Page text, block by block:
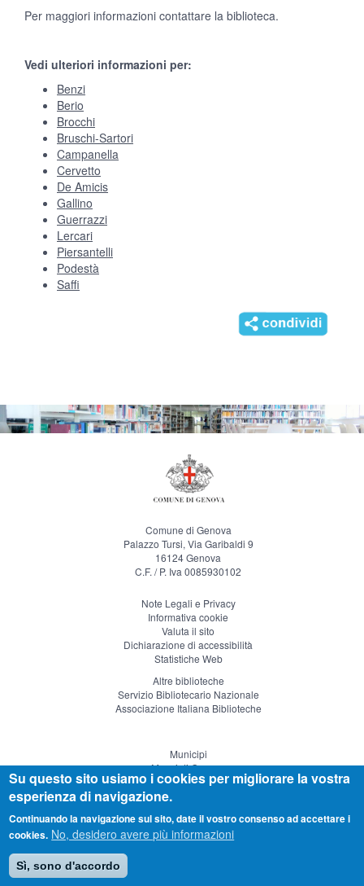
Per maggiori informazioni contattare la biblioteca.
Vedi ulteriori informazioni per:
Benzi
Berio
Brocchi
Bruschi-Sartori
Campanella
Cervetto
De Amicis
Gallino
Guerrazzi
Lercari
Piersantelli
Podestà
Saffi
Comune di Genova
Palazzo Tursi, Via Garibaldi 9
16124 Genova
C.F. / P. Iva 0085930102
Note Legali e Privacy
Informativa cookie
Valuta il sito
Dichiarazione di accessibilità
Statistiche Web
Altre biblioteche
Servizio Bibliotecario Nazionale
Associazione Italiana Biblioteche
Municipi
Musei di Genova
Genova Teatro
Visitgenoa
Su questo sito usiamo i cookies per migliorare la vostra
esperienza di navigazione.
Continuando la navigazione sul sito, date il vostro consenso ad accettare i
cookies. No, desidero avere più informazioni
Sì, sono d'accordo